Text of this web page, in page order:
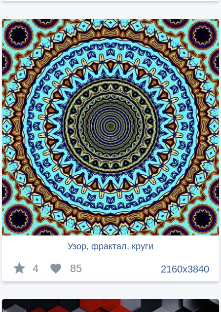
Узор, фрактал, круги
2160x3840
4 85